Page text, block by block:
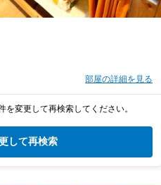
部屋の詳細を見る
変更して再検索してください。
して再検索